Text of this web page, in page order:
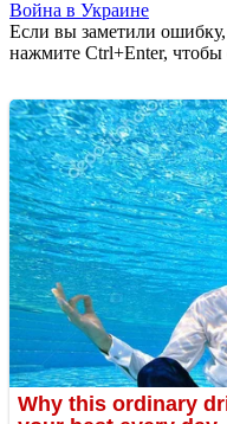
Война в Украине
Если вы заметили
нажмите Ctrl+Enter,